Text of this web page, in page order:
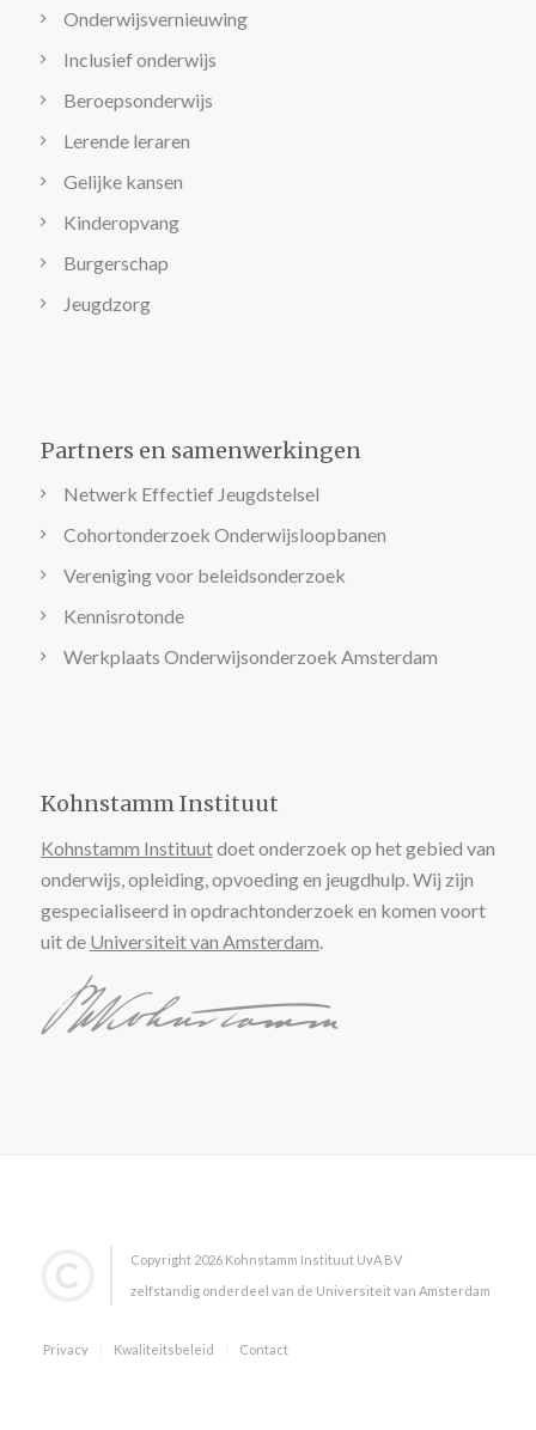
Onderwijsvernieuwing
Inclusief onderwijs
Beroepsonderwijs
Lerende leraren
Gelijke kansen
Kinderopvang
Burgerschap
Jeugdzorg
Partners en samenwerkingen
Netwerk Effectief Jeugdstelsel
Cohortonderzoek Onderwijsloopbanen
Vereniging voor beleidsonderzoek
Kennisrotonde
Werkplaats Onderwijsonderzoek Amsterdam
Kohnstamm Instituut
Kohnstamm Instituutdoet onderzoek op het gebied van
onderwijs, opleiding, opvoeding en jeugdhulp. Wij zijn
gespecialiseerd in opdrachtonderzoek en komen voort
uit de Universiteit van Amsterdam.
Copyright 2026 Kohnstamm Instituut UvA BV
zelfstandig onderdeel van de Universiteit van Amsterdam
Privacy Kwaliteitsbeleid Contact